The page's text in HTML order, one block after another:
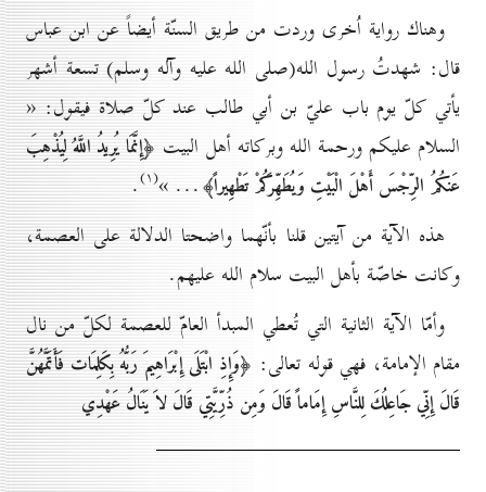
وهناك رواية اُخرى وردت من طريق السنّة أيضاً عن ابن عباس
قال: شهدتُ رسول الله(صلى الله عليه وآله وسلم) تسعة أشهر
يأتي كلّ يوم باب عليّ بن أبي طالب عند كلّ صلاة فيقول: «
السلام عليكم ورحمة الله وبركاته أهل البيت ﴿إِنَّمَا يُرِيدُ اللَّهُ لِيُذْهِبَ
عَنكُمُ الرِّجْسَ أَهْلَ الْبَيْتِ وَيُطَهِّرَكُمْ تَطْهِيراً﴾... »(۱) .
هذه الآية من آيتين قلنا بأنّهما واضحتا الدلالة على العصمة،
وكانت خاصّة بأهل البيت سلام الله عليهم.
وأمّا الآية الثانية التي تُعطي المبدأ العامّ للعصمة لكلّ من نال
مقام الإمامة، فهي قوله تعالى: ﴿وَإِذِ ابْتَلَى إِبْرَاهِيمَ رَبُّهُ بِكَلِمَات فَأَتَمَّهُنَّ
قَالَ إِنِّي جَاعِلُكَ لِلنَّاسِ إِمَاماً قَالَ وَمِن ذُرِّيَّتِي قَالَ لاَ يَنَالُ عَهْدِي